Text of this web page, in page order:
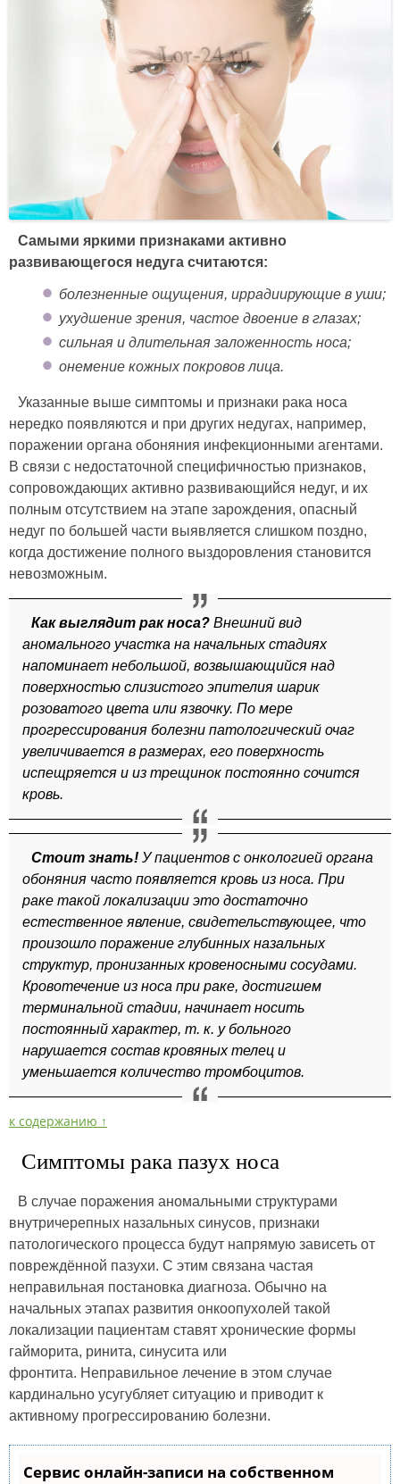
Самыми яркими признаками активно
развивающегося недуга считаются:
болезненные ощущения, иррадиирующие в уши;
ухудшение зрения, частое двоение в глазах;
сильная и длительная заложенность носа;
онемение кожных покровов лица.
Указанные выше симптомы и признаки рака носа
нередко появляются и при других недугах, например,
поражении органа обоняния инфекционными агентами.
В связи с недостаточной специфичностью признаков,
сопровождающих активно развивающийся недуг, и их
полным отсутствием на этапе зарождения, опасный
недуг по большей части выявляется слишком поздно,
когда достижение полного выздоровления становится
невозможным.
Как выглядит рак носа? Внешний вид
аномального участка на начальных стадиях
напоминает небольшой, возвышающийся над
поверхностью слизистого эпителия шарик
розоватого цвета или язвочку. По мере
прогрессирования болезни патологический очаг
увеличивается в размерах, его поверхность
испещряется и из трещинок постоянно сочится
кровь.
Стоит знать! У пациентов с онкологией органа
обоняния часто появляется кровь из носа. При
раке такой локализации это достаточно
естественное явление, свидетельствующее, что
произошло поражение глубинных назальных
структур, пронизанных кровеносными сосудами.
Кровотечение из носа при раке, достигшем
терминальной стадии, начинает носить
постоянный характер, т. к. у больного
нарушается состав кровяных телец и
уменьшается количество тромбоцитов.
к содержанию ↑
Симптомы рака пазух носа
В случае поражения аномальными структурами
внутричерепных назальных синусов, признаки
патологического процесса будут напрямую зависеть от
повреждённой пазухи. С этим связана частая
неправильная постановка диагноза. Обычно на
начальных этапах развития онкоопухолей такой
локализации пациентам ставят хронические формы
гайморита, ринита, синусита или
фронтита. Неправильное лечение в этом случае
кардинально усугубляет ситуацию и приводит к
активному прогрессированию болезни.
Сервис онлайн-записи на собственном